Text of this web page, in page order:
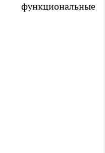
функциональные